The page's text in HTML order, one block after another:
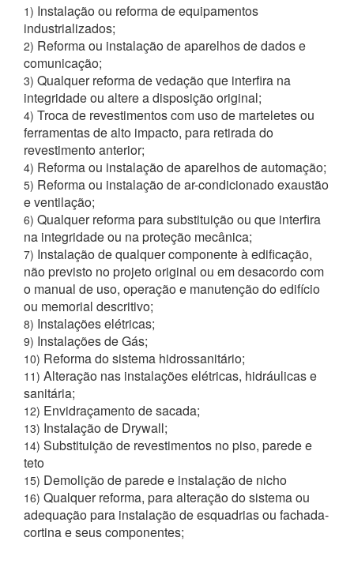
1) Instalação ou reforma de equipamentos
industrializados;
2) Reforma ou instalação de aparelhos de dados e
comunicação;
3) Qualquer reforma de vedação que interfira na
integridade ou altere a disposição original;
4) Troca de revestimentos com uso de marteletes ou
ferramentas de alto impacto, para retirada do
revestimento anterior;
4) Reforma ou instalação de aparelhos de automação;
5) Reforma ou instalação de ar-condicionado exaustão
e ventilação;
6) Qualquer reforma para substituição ou que interfira
na integridade ou na proteção mecânica;
7) Instalação de qualquer componente à edificação,
não previsto no projeto original ou em desacordo com
o manual de uso, operação e manutenção do edifício
ou memorial descritivo;
8) Instalações elétricas;
9) Instalações de Gás;
10) Reforma do sistema hidrossanitário;
11) Alteração nas instalações elétricas, hidráulicas e
sanitária;
12) Envidraçamento de sacada;
13) Instalação de Drywall;
14) Substituição de revestimentos no piso, parede e
teto
15) Demolição de parede e instalação de nicho
16) Qualquer reforma, para alteração do sistema ou
adequação para instalação de esquadrias ou fachada-
cortina e seus componentes;